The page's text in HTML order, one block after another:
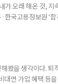
가 오래 해온 것, 지
한국고용정보원 ‘
봤을 생각이다. 퇴
대면 가입 혜택 등